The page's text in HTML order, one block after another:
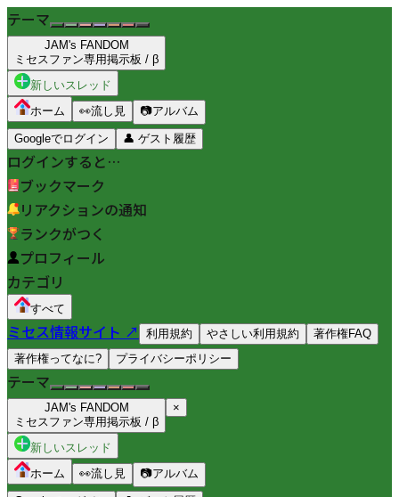
テーマ
JAM's FANDOM
ミセスファン専用掲示板 / β
新しいスレッド
ホーム
👀流し見 📷アルバム
Googleでログイン 👤 ゲスト履歴
ログインすると…
ブックマーク
リアクションの通知
ランクがつく
プロフィール
カテゴリ
すべて
ミセス情報サイト ↗ 利用規約 やさしい利用規約
著作権FAQ
著作権ってなに?
プライバシーポリシー
テーマ
JAM's FANDOM
ミセスファン専用掲示板 / β
×
新しいスレッド
ホーム
👀流し見 📷アルバム